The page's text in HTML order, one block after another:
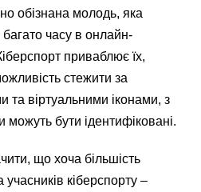
обізнана молодь, яка
часу в онлайн-
приваблює їх,
стежити за
та віртуальними іконами, з
можуть бути ідентифіковані.
що хоча більшість
учасників кіберспорту –